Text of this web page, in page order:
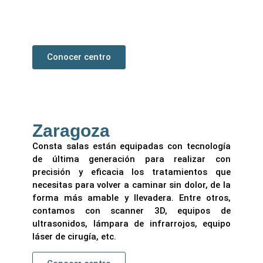
Conocer centro
Zaragoza
Consta salas están equipadas con tecnología
de última generación para realizar con
precisión y eficacia los tratamientos que
necesitas para volver a caminar sin dolor, de la
forma más amable y llevadera. Entre otros,
contamos con scanner 3D, equipos de
ultrasonidos, lámpara de infrarrojos, equipo
láser de cirugía, etc.